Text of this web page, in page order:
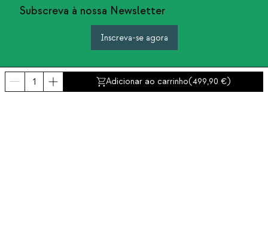
Adicionar ao carrinho(499,90 )
Subscreva à nossa Newsletter
Inscreva-se agora
Sobre nós